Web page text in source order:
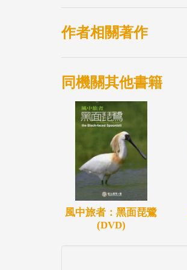
作者相關著作
同機關其他書籍
風中旅者：黑面琵鷺
(DVD)